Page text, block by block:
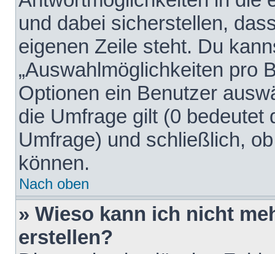
und dabei sicherstellen,
eigenen Zeile steht. Du
„Auswahlmöglichkeiten pro
Optionen ein Benutzer
die Umfrage gilt (0 bedeutet
Umfrage) und schließlich,
können.
Nach oben
» Wieso kann ich nicht
erstellen?